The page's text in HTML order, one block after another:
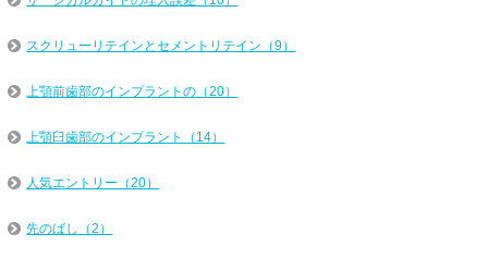
スクリューリテインとセメントリテイン（9）
上顎前歯部のインプラントの（20）
上顎臼歯部のインプラント（14）
人気エントリー（20）
先のばし（2）